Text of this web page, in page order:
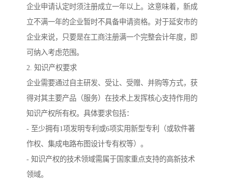
企业申请认定时须注册成立一年以上。这意味着，新成
立不满一年的企业暂时不具备申请资格。对于延安市的
企业来说，只要是在工商注册满一个完整会计年度，即
可纳入考虑范围。
2. 知识产权要求
企业需要通过自主研发、受让、受赠、并购等方式，获
得对其主要产品（服务）在技术上发挥核心支持作用的
知识产权所有权。具体要求包括：
- 至少拥有1项发明专利或6项实用新型专利（或软件著
作权、集成电路布图设计专有权等）。
- 知识产权的技术领域需属于国家重点支持的高新技术
领域。